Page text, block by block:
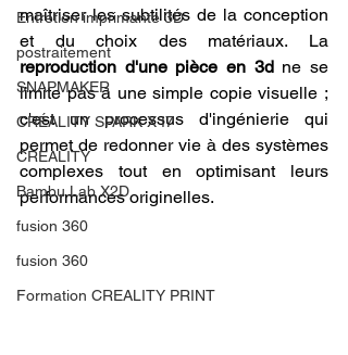
Entretien imprimante 3D
postraitement
SNAPMAKER
CRÉALITY SPARK X I7
CREALITY
Bambu Lab X2D
fusion 360
fusion 360
Formation CREALITY PRINT
maîtriser les subtilités de la conception
reproduction d'une pièce en 3d ne se
limite pas à une simple copie visuelle ;
c'est un processus d'ingénierie qui
permet de redonner vie à des systèmes
complexes tout en optimisant leurs
performances originelles.